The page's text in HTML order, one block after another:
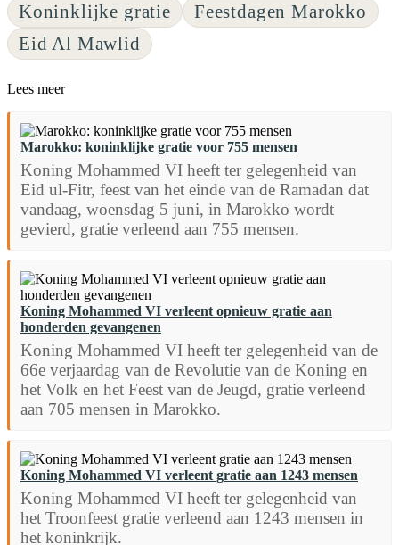
Koninklijke gratie
Feestdagen Marokko
Eid Al Mawlid
Lees meer
Marokko: koninklijke gratie voor 755 mensen
Koning Mohammed VI heeft ter gelegenheid van
Eid ul-Fitr, feest van het einde van de Ramadan dat
vandaag, woensdag 5 juni, in Marokko wordt
gevierd, gratie verleend aan 755 mensen.
Koning Mohammed VI verleent opnieuw gratie aan
honderden gevangenen
Koning Mohammed VI heeft ter gelegenheid van de
66e verjaardag van de Revolutie van de Koning en
het Volk en het Feest van de Jeugd, gratie verleend
aan 705 mensen in Marokko.
Koning Mohammed VI verleent gratie aan 1243 mensen
Koning Mohammed VI heeft ter gelegenheid van
het Troonfeest gratie verleend aan 1243 mensen in
het koninkrijk.